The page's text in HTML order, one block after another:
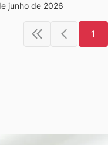
junho de 2026
1